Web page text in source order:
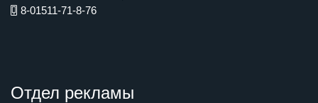
8-01511-71-8-76
Отдел рекламы